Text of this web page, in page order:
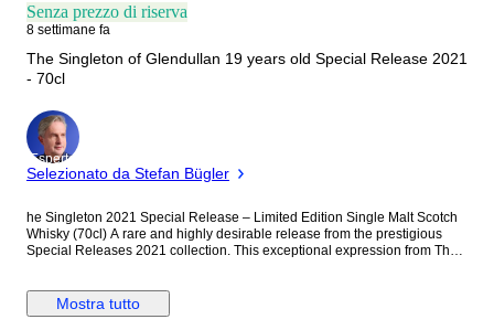
Senza prezzo di riserva
8 settimane fa
The Singleton of Glendullan 19 years old Special Release 2021
- 70cl
Esperto
Selezionato da Stefan Bügler
he Singleton 2021 Special Release – Limited Edition Single Malt Scotch
Whisky (70cl) A rare and highly desirable release from the prestigious
Special Releases 2021 collection. This exceptional expression from The
natural cask strength and presented without chill filtration, this whisky
delivers remarkable depth and complexity, with rich notes of orchard fruits,
Mostra tutto